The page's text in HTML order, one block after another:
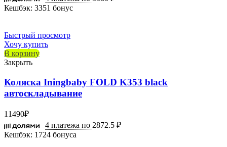
Кешбэк: 3351 бонус
Быстрый просмотр
Хочу купить
В корзину
Закрыть
Коляска Iningbaby FOLD K353 black
автоскладывание
11490₽
4 платежа по 2872.5 ₽
Кешбэк: 1724 бонуса